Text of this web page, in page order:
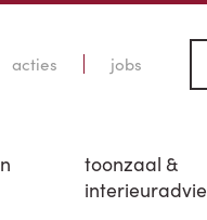
acties jobs
toonzaal &